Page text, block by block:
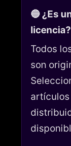
🔵 ¿Es
licencia?
Todos
son